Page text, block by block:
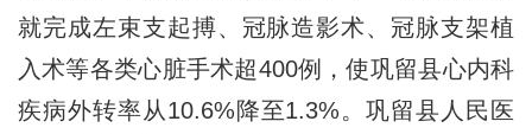
就完成左束支起搏、冠脉造影术、冠脉支架植
入术等各类心脏手术超400例，使巩留县心内科
疾病外转率从10.6%降至1.3%。巩留县人民医